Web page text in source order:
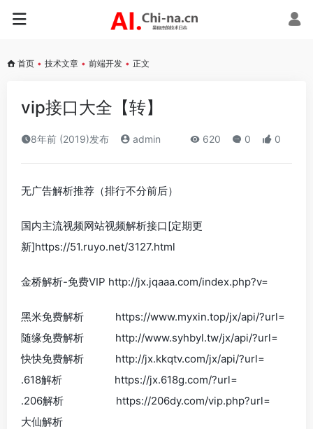
首页 • 技术文章 • 前端开发 • 正文
vip接口大全【转】
8年前 (2019)发布 admin 620 0 0
无广告解析推荐（排行不分前后）
国内主流视频网站视频解析接口[定期更
新]https://51.ruyo.net/3127.html
金桥解析-免费VIP http://jx.jqaaa.com/index.php?v=
黑米免费解析 https://www.myxin.top/jx/api/?url=
随缘免费解析 http://www.syhbyl.tw/jx/api/?url=
快快免费解析 http://jx.kkqtv.com/jx/api/?url=
.618解析 https://jx.618g.com/?url=
.206解析 https://206dy.com/vip.php?url=
大仙解析